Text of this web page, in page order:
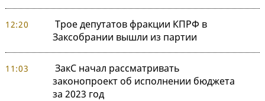
12:20
Трое депутатов фракции КПРФ в
Заксобрании вышли из партии
11:03
ЗакС начал рассматривать
законопроект об исполнении бюджета
за 2023 год